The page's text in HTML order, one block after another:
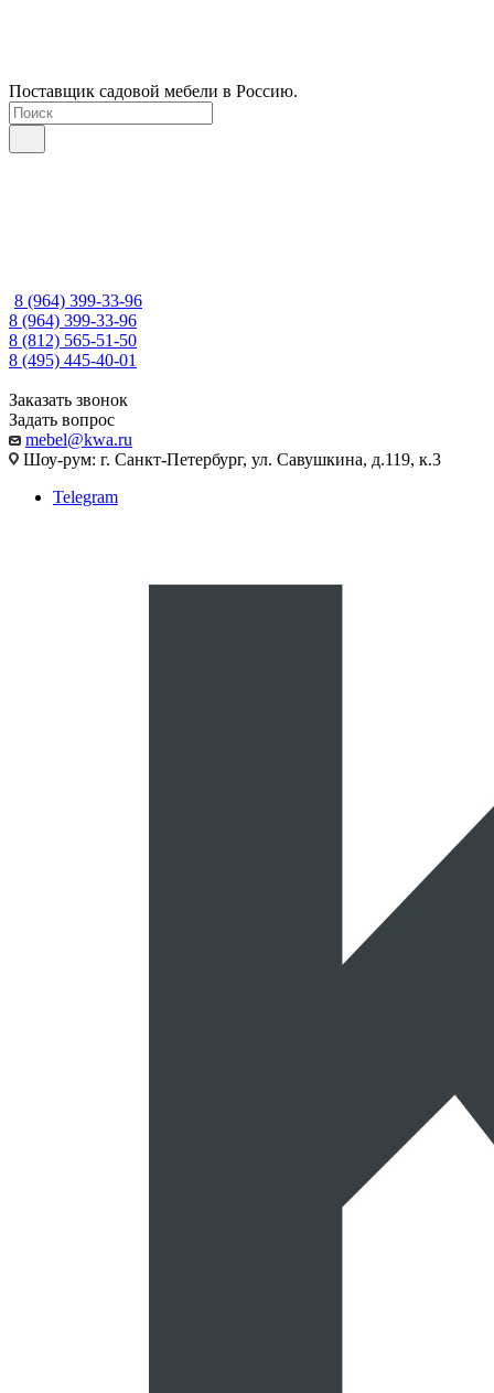
Поставщик садовой мебели в Россию.
8 (964) 399-33-96
8 (964) 399-33-96
8 (812) 565-51-50
8 (495) 445-40-01
Заказать звонок
Задать вопрос
mebel@kwa.ru
Шоу-рум: г. Санкт-Петербург, ул. Савушкина, д.119, к.3
Telegram